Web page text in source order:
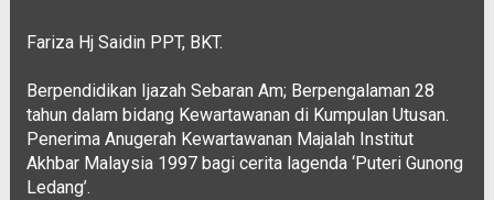
Fariza Hj Saidin PPT, BKT.
Berpendidikan Ijazah Sebaran Am; Berpengalaman 28
tahun dalam bidang Kewartawanan di Kumpulan Utusan.
Penerima Anugerah Kewartawanan Majalah Institut
Akhbar Malaysia 1997 bagi cerita lagenda ‘Puteri Gunong
Ledang’.